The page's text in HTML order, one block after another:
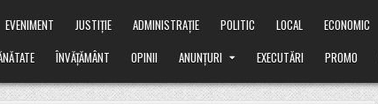
EVENIMENT JUSTIȚIE ADMINISTRAȚIE POLITIC LOCAL ECONOMIC
ÎNVĂȚĂMÂNT OPINII ANUNȚURI EXECUTĂRI PROMO